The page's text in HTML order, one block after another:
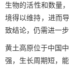
生物的活性和数量
境得以维持，进而
致结论，仍需进一步
黄土高原位于中国
强，生长周期短，